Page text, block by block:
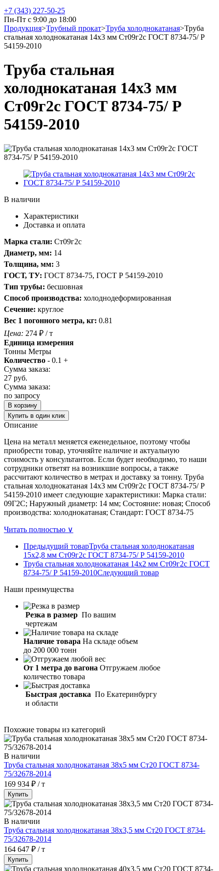
+7 (343) 227-50-25
Пн-Пт с 9:00 до 18:00
Продукция>Трубный прокат>Труба холоднокатаная>Труба
стальная холоднокатаная 14х3 мм Ст09г2с ГОСТ 8734-75/ Р
54159-2010
Труба стальная
холоднокатаная 14х3 мм
Ст09г2с ГОСТ 8734-75/ Р
54159-2010
В наличии
Характеристики
Доставка и оплата
Марка стали: Ст09г2с
Диаметр, мм: 14
Толщина, мм: 3
ГОСТ, ТУ: ГОСТ 8734-75, ГОСТ Р 54159-2010
Тип трубы: бесшовная
Способ производства: холоднодеформированная
Сечение: круглое
Вес 1 погонного метра, кг: 0.81
Цена: 274 ₽ / т
Единица измерения
Тонны Метры
Количество - 0.1 +
Сумма заказа:
27 руб.
Сумма заказа:
по запросу
В корзину
Купить в один клик
Описание
Цена на металл меняется еженедельное, поэтому чтобы
приобрести товар, уточняйте наличие и актуальную
стоимость у консультантов. Если будет необходимо, то наши
сотрудники ответят на возникшие вопросы, а также
рассчитают количество в метрах и доставку за тонну. Труба
стальная холоднокатаная 14х3 мм Ст09г2с ГОСТ 8734-75/ Р
54159-2010 имеет следующие характеристики: Марка стали:
09Г2С; Наружный диаметр: 14 мм; Состояние: новая; Способ
производства: холоднокатаная; Стандарт: ГОСТ 8734-75
Читать полностью ∨
Предыдущий товарТруба стальная холоднокатаная
15х2,8 мм Ст09г2с ГОСТ 8734-75/ Р 54159-2010
Труба стальная холоднокатаная 14х2 мм Ст09г2с ГОСТ
8734-75/ Р 54159-2010Следующий товар
Наши преимущества
Резка в размер По вашим
чертежам
Наличие товара На складе объем
до 200 000 тонн
От 1 метра до вагона Отгружаем любое
количество товара
Быстрая доставка По Екатеринбургу
и области
Похожие товары из категорий
В наличии
Труба стальная холоднокатаная 38х5 мм Ст20 ГОСТ 8734-
75/32678-2014
169 934 ₽ / т
Купить
В наличии
Труба стальная холоднокатаная 38х3,5 мм Ст20 ГОСТ 8734-
75/32678-2014
164 647 ₽ / т
Купить